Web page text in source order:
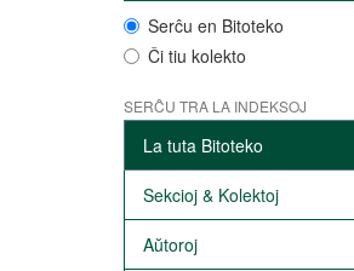
Serĉu en Bitoteko
Ĉi tiu kolekto
SERĈU TRA LA INDEKSOJ
La tuta Bitoteko
Sekcioj & Kolektoj
Aŭtoroj